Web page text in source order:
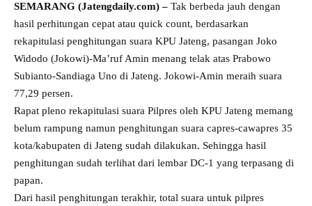
SEMARANG (Jatengdaily.com) – Tak berbeda jauh dengan
hasil perhitungan cepat atau quick count, berdasarkan
rekapitulasi penghitungan suara KPU Jateng, pasangan Joko
Widodo (Jokowi)-Ma’ruf Amin menang telak atas Prabowo
Subianto-Sandiaga Uno di Jateng. Jokowi-Amin meraih suara
77,29 persen.
Rapat pleno rekapitulasi suara Pilpres oleh KPU Jateng memang
belum rampung namun penghitungan suara capres-cawapres 35
kota/kabupaten di Jateng sudah dilakukan. Sehingga hasil
penghitungan sudah terlihat dari lembar DC-1 yang terpasang di
papan.
Dari hasil penghitungan terakhir, total suara untuk pilpres